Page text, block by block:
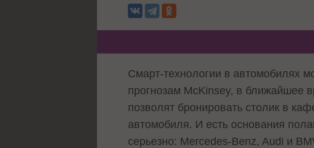
Смарт-технологии в автомобилях
прогнозам McKinsey, в ближайшее
позволят бронировать столик в
автомобиля. И есть основания
серьезно: Mercedes-Benz, Audi и